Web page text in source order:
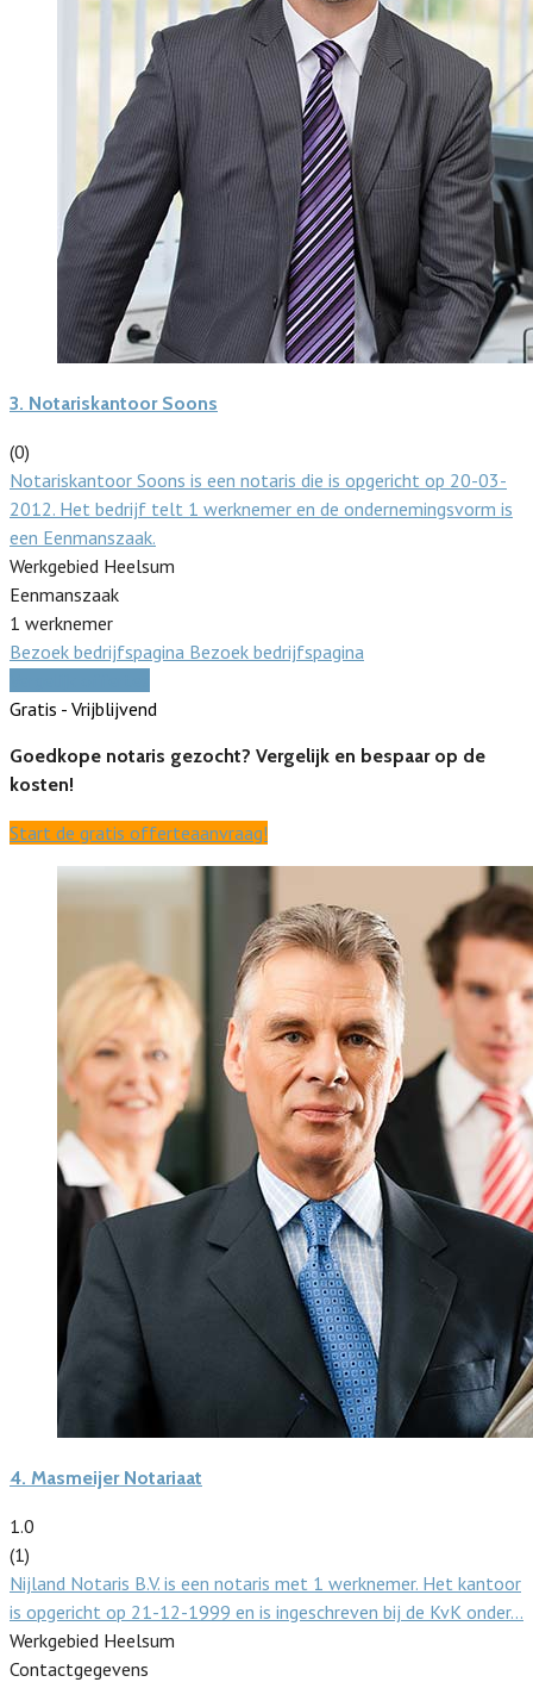
3. Notariskantoor Soons
(0)
Notariskantoor Soons is een notaris die is opgericht op 20-03-
2012. Het bedrijf telt 1 werknemer en de ondernemingsvorm is
een Eenmanszaak.
Werkgebied Heelsum
Eenmanszaak
1 werknemer
Bezoek bedrijfspagina Bezoek bedrijfspagina
Gratis - Vrijblijvend
Goedkope notaris gezocht? Vergelijk en bespaar op de
kosten!
Start de gratis offerteaanvraag!
4. Masmeijer Notariaat
1.0
(1)
Nijland Notaris B.V. is een notaris met 1 werknemer. Het kantoor
is opgericht op 21-12-1999 en is ingeschreven bij de KvK onder…
Werkgebied Heelsum
Contactgegevens